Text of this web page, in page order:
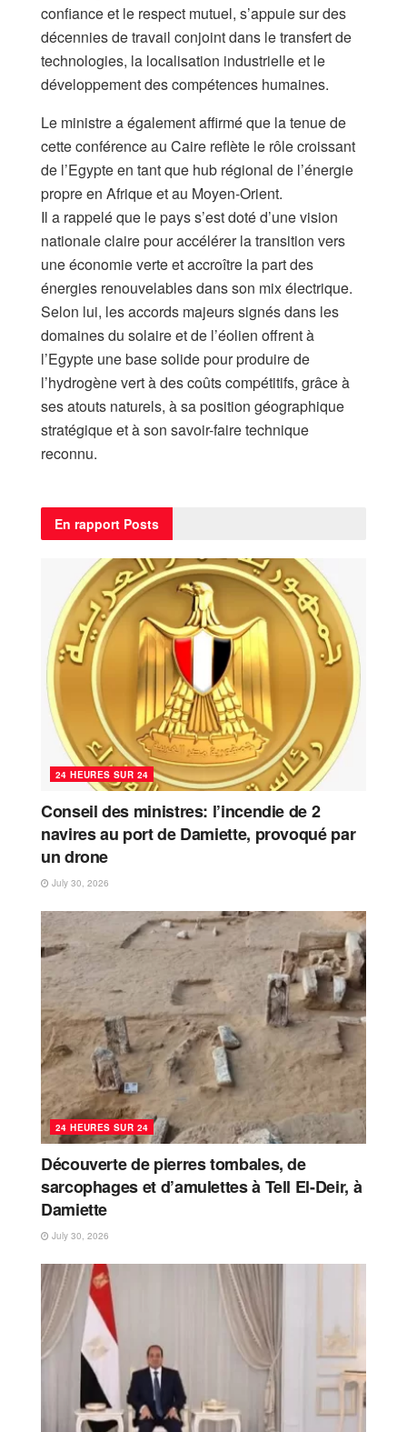
confiance et le respect mutuel, s’appuie sur des
décennies de travail conjoint dans le transfert de
technologies, la localisation industrielle et le
développement des compétences humaines.
Le ministre a également affirmé que la tenue de
cette conférence au Caire reflète le rôle croissant
de l’Egypte en tant que hub régional de l’énergie
propre en Afrique et au Moyen-Orient.
Il a rappelé que le pays s’est doté d’une vision
nationale claire pour accélérer la transition vers
une économie verte et accroître la part des
énergies renouvelables dans son mix électrique.
Selon lui, les accords majeurs signés dans les
domaines du solaire et de l’éolien offrent à
l’Egypte une base solide pour produire de
l’hydrogène vert à des coûts compétitifs, grâce à
ses atouts naturels, à sa position géographique
stratégique et à son savoir-faire technique
reconnu.
En rapport Posts
24 HEURES SUR 24
Conseil des ministres: l’incendie de 2
navires au port de Damiette, provoqué par
un drone
July 30, 2026
24 HEURES SUR 24
Découverte de pierres tombales, de
sarcophages et d’amulettes à Tell El-Deir, à
Damiette
July 30, 2026